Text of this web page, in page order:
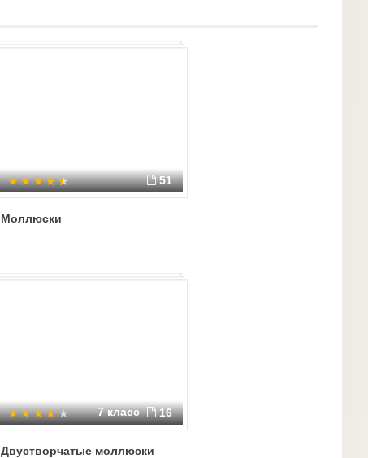
51
Моллюски
7 класс 16
Двустворчатые моллюски